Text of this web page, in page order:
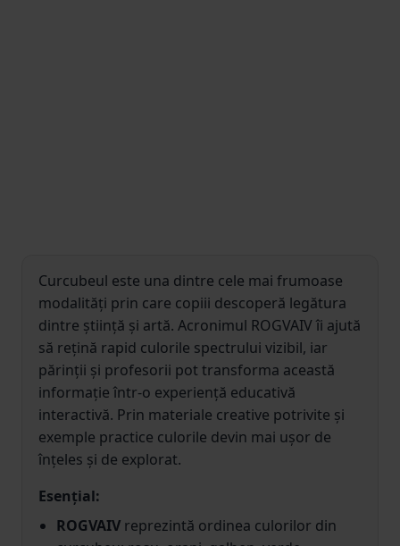
Curcubeul este una dintre cele mai frumoase
modalități prin care copiii descoperă legătura
dintre știință și artă. Acronimul ROGVAIV îi ajută
să rețină rapid culorile spectrului vizibil, iar
părinții și profesorii pot transforma această
informație într-o experiență educativă
interactivă. Prin materiale creative potrivite și
exemple practice culorile devin mai ușor de
înțeles și de explorat.
Esențial:
ROGVAIV reprezintă ordinea culorilor din